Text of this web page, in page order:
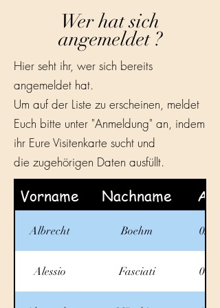
Wer hat sich
angemeldet ?
Hier seht ihr, wer sich bereits
angemeldet hat.
Um auf der Liste zu erscheinen, meldet
Euch bitte unter "Anmeldung" an, indem
ihr Eure Visitenkarte sucht und
die zugehörigen Daten ausfüllt.
Vorname Nachname
Albrecht Boehm
Alessio Fasciati